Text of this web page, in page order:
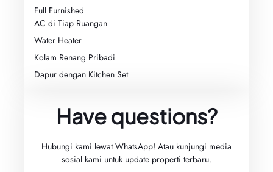
Full Furnished
AC di Tiap Ruangan
Water Heater
Kolam Renang Pribadi
Dapur dengan Kitchen Set
Have questions?
Hubungi kami lewat WhatsApp! Atau kunjungi media
sosial kami untuk update properti terbaru.